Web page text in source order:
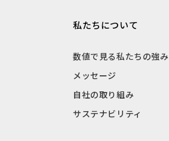
私たちについて
数値で見る私たちの強み
メッセージ
自社の取り組み
サステナビリティ